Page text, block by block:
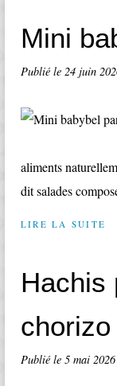
Mini
Publié le 24 juin
aliments
dit salades
LIRE LA SUITE
Hachis
chorizo
Publié le 5 mai 2026